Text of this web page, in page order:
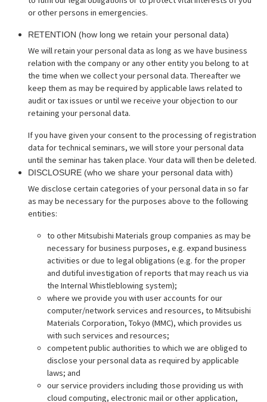
or other persons in emergencies.
RETENTION (how long we retain your personal data)
We will retain your personal data as long as we have business
relation with the company or any other entity you belong to at
the time when we collect your personal data. Thereafter we
keep them as may be required by applicable laws related to
audit or tax issues or until we receive your objection to our
retaining your personal data.
If you have given your consent to the processing of registration
data for technical seminars, we will store your personal data
until the seminar has taken place. Your data will then be deleted.
DISCLOSURE (who we share your personal data with)
We disclose certain categories of your personal data in so far
as may be necessary for the purposes above to the following
entities:
to other Mitsubishi Materials group companies as may be
necessary for business purposes, e.g. expand business
activities or due to legal obligations (e.g. for the proper
and dutiful investigation of reports that may reach us via
the Internal Whistleblowing system);
where we provide you with user accounts for our
computer/network services and resources, to Mitsubishi
Materials Corporation, Tokyo (MMC), which provides us
with such services and resources;
competent public authorities to which we are obliged to
disclose your personal data as required by applicable
laws; and
our service providers including those providing us with
cloud computing, electronic mail or other application,